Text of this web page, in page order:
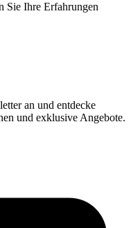
Sie Ihre Erfahrungen
an und entdecke
und exklusive Angebote.